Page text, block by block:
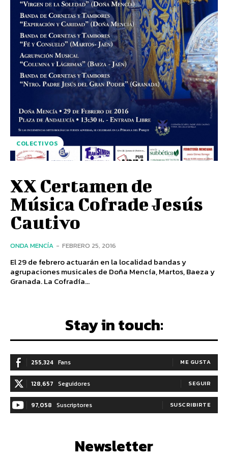
COLECTIVOS
XX Certamen de
Música Cofrade Jesús
Cautivo
ONDA MENCÍA - FEBRERO 25, 2016
El 29 de febrero actuarán en la localidad bandas y
agrupaciones musicales de Doña Mencía, Martos, Baeza y
Granada. La Cofradía...
Stay in touch:
255,324 Fans ME GUSTA
128,657 Seguidores SEGUIR
97,058 Suscriptores SUSCRIBIRTE
Newsletter